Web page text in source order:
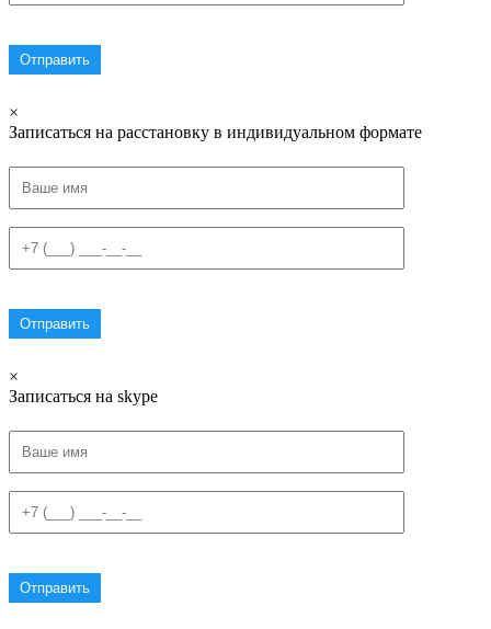
×
Записаться на расстановку в индивидуальном формате
×
Записаться на skype